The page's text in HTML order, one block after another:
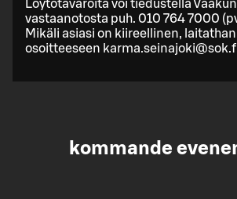
Löytötavaroita voi tiedustella
vastaanotosta puh. 010 764 7000
Mikäli asiasi on kiireellinen,
osoitteeseen
kommande